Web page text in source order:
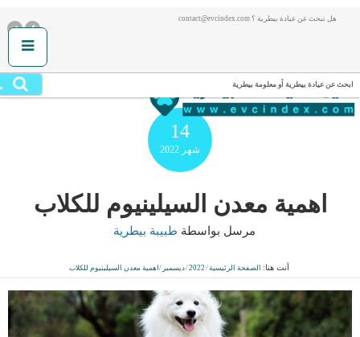
هل تبحث عن عيادة بيطرية ؟ contact@evcindex.com
ابحث عن عيادة بيطرية أو معلومة بيطرية
14
شهر 2022
اهمية معدن السيلينيوم للكلاب
مرسل بواسطة طبيبة بيطرية
أنت هنا: الصفحة الرئيسية/
2022
/ديسمبر /اهمية معدن السيلينيوم للكلاب